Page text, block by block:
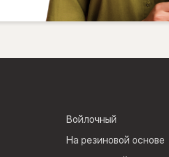
Войлочный
На резиновой основе